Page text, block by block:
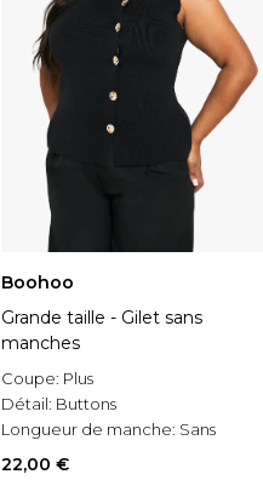
Boohoo
Grande taille - Gilet sans
manches
Coupe: Plus
Détail: Buttons
Longueur de manche: Sans
manches
22,00 €